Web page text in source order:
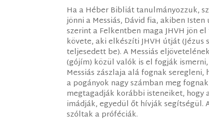
Ha a Héber Bibliát tanulmányozzuk,
jönni a Messiás, Dávid fia, akiben
szerint a Felkentben maga JHVH jön
követe, aki elkészíti JHVH útját (Jézus
teljesedett be). A Messiás
(gójím) közül valók is el fogják
Messiás zászlaja alá fognak
a pogányok nagy számban meg
megtagadják korábbi isteneiket, hogy
imádják, egyedül őt hívják segítségül.
szóltak a próféciák.